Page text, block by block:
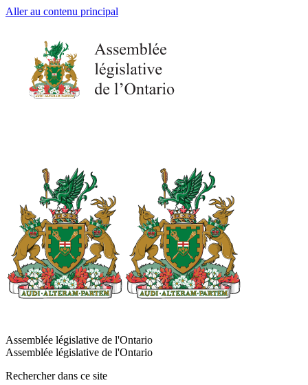
Aller au contenu principal
Assemblée législative de l'Ontario
Assemblée législative de l'Ontario
Rechercher dans ce site